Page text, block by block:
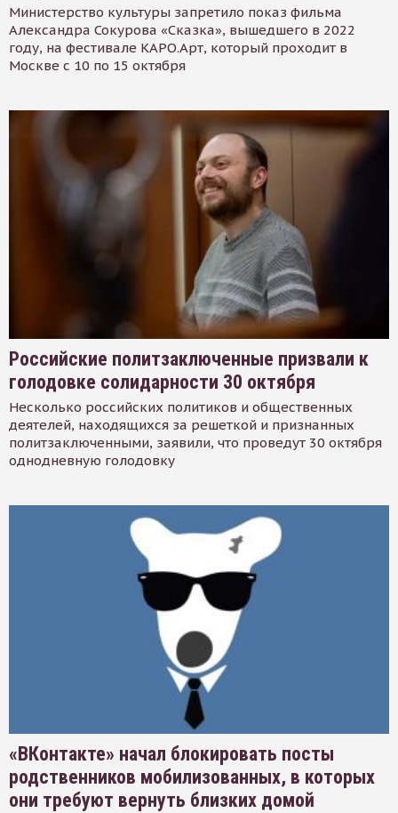
Министерство культуры запретило показ фильма
Александра Сокурова «Сказка», вышедшего в 2022
году, на фестивале КАРО.Арт, который проходит в
Москве с 10 по 15 октября
Российские политзаключенные призвали к
голодовке солидарности 30 октября
Несколько российских политиков и общественных
деятелей, находящихся за решеткой и признанных
политзаключенными, заявили, что проведут 30 октября
однодневную голодовку
«ВКонтакте» начал блокировать посты
родственников мобилизованных, в которых
они требуют вернуть близких домой